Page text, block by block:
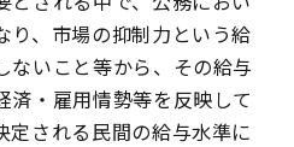
り、市場の抑制力という給
ないこと等から、その給与
済・雇用情勢等を反映して
定される民間の給与水準に